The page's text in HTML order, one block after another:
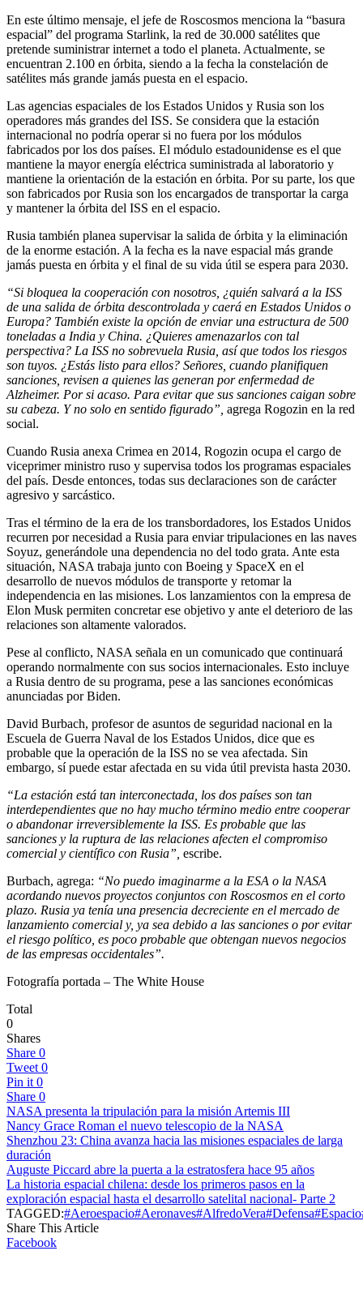
En este último mensaje, el jefe de Roscosmos menciona la “basura
espacial” del programa Starlink, la red de 30.000 satélites que
pretende suministrar internet a todo el planeta. Actualmente, se
encuentran 2.100 en órbita, siendo a la fecha la constelación de
satélites más grande jamás puesta en el espacio.
Las agencias espaciales de los Estados Unidos y Rusia son los
operadores más grandes del ISS. Se considera que la estación
internacional no podría operar si no fuera por los módulos
fabricados por los dos países. El módulo estadounidense es el que
mantiene la mayor energía eléctrica suministrada al laboratorio y
mantiene la orientación de la estación en órbita. Por su parte, los que
son fabricados por Rusia son los encargados de transportar la carga
y mantener la órbita del ISS en el espacio.
Rusia también planea supervisar la salida de órbita y la eliminación
de la enorme estación. A la fecha es la nave espacial más grande
jamás puesta en órbita y el final de su vida útil se espera para 2030.
“Si bloquea la cooperación con nosotros, ¿quién salvará a la ISS
de una salida de órbita descontrolada y caerá en Estados Unidos o
Europa? También existe la opción de enviar una estructura de 500
toneladas a India y China. ¿Quieres amenazarlos con tal
perspectiva? La ISS no sobrevuela Rusia, así que todos los riesgos
son tuyos. ¿Estás listo para ellos? Señores, cuando planifiquen
sanciones, revisen a quienes las generan por enfermedad de
Alzheimer. Por si acaso. Para evitar que sus sanciones caigan sobre
su cabeza. Y no solo en sentido figurado”, agrega Rogozin en la red
social.
Cuando Rusia anexa Crimea en 2014, Rogozin ocupa el cargo de
viceprimer ministro ruso y supervisa todos los programas espaciales
del país. Desde entonces, todas sus declaraciones son de carácter
agresivo y sarcástico.
Tras el término de la era de los transbordadores, los Estados Unidos
recurren por necesidad a Rusia para enviar tripulaciones en las naves
Soyuz, generándole una dependencia no del todo grata. Ante esta
situación, NASA trabaja junto con Boeing y SpaceX en el
desarrollo de nuevos módulos de transporte y retomar la
independencia en las misiones. Los lanzamientos con la empresa de
Elon Musk permiten concretar ese objetivo y ante el deterioro de las
relaciones son altamente valorados.
Pese al conflicto, NASA señala en un comunicado que continuará
operando normalmente con sus socios internacionales. Esto incluye
a Rusia dentro de su programa, pese a las sanciones económicas
anunciadas por Biden.
David Burbach, profesor de asuntos de seguridad nacional en la
Escuela de Guerra Naval de los Estados Unidos, dice que es
probable que la operación de la ISS no se vea afectada. Sin
embargo, sí puede estar afectada en su vida útil prevista hasta 2030.
“La estación está tan interconectada, los dos países son tan
interdependientes que no hay mucho término medio entre cooperar
o abandonar irreversiblemente la ISS. Es probable que las
sanciones y la ruptura de las relaciones afecten el compromiso
comercial y científico con Rusia”, escribe.
Burbach, agrega: “No puedo imaginarme a la ESA o la NASA
acordando nuevos proyectos conjuntos con Roscosmos en el corto
plazo. Rusia ya tenía una presencia decreciente en el mercado de
lanzamiento comercial y, ya sea debido a las sanciones o por evitar
el riesgo político, es poco probable que obtengan nuevos negocios
de las empresas occidentales”.
Fotografía portada – The White House
Total
0
Shares
Share 0
Tweet 0
Pin it 0
Share 0
NASA presenta la tripulación para la misión Artemis III
Nancy Grace Roman el nuevo telescopio de la NASA
Shenzhou 23: China avanza hacia las misiones espaciales de larga
duración
Auguste Piccard abre la puerta a la estratosfera hace 95 años
La historia espacial chilena: desde los primeros pasos en la
exploración espacial hasta el desarrollo satelital nacional- Parte 2
TAGGED:#Aeroespacio#Aeronaves#AlfredoVera#Defensa#Espacio
Share This Article
Facebook